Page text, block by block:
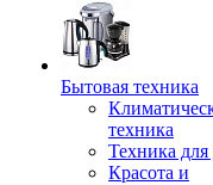
Бытовая техника
техника
Техника для
Красота и